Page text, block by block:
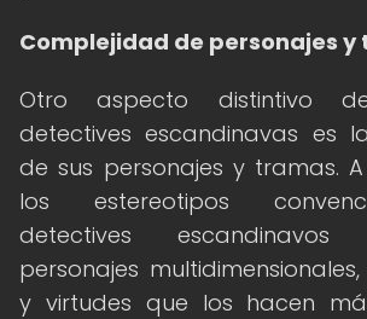
Complejidad de personajes y
Otro aspecto distintivo
detectives escandinavas es
de sus personajes y tramas.
los estereotipos
detectives
personajes
y virtudes que los hacen